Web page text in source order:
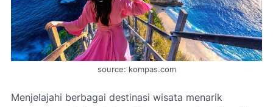
source: kompas.com
Menjelajahi berbagai destinasi wisata menarik